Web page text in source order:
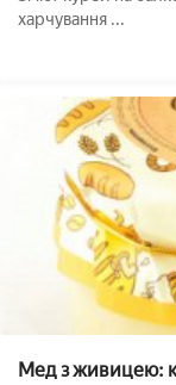
харчування ...
Мед з живицею: